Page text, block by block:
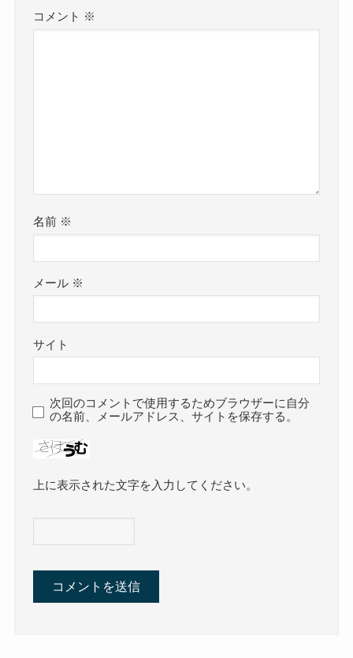
コメント ※
名前 ※
メール ※
サイト
次回のコメントで使用するためブラウザーに自分
の名前、メールアドレス、サイトを保存する。
上に表示された文字を入力してください。